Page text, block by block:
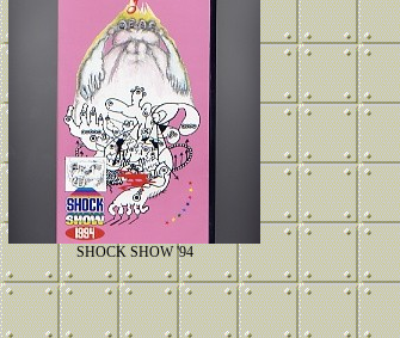
SHOCK SHOW '94